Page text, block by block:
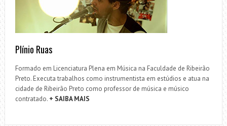
Plínio Ruas
Formado em Licenciatura Plena em Música na Faculdade de Ribeirão
Preto. Executa trabalhos como instrumentista em estúdios e atua na
cidade de Ribeirão Preto como professor de música e músico
contratado. + SAIBA MAIS